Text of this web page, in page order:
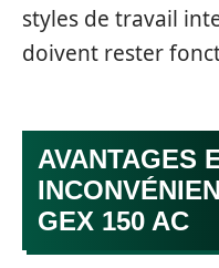
styles de travail
doivent rester
AVANTAGES
GEX 150 AC